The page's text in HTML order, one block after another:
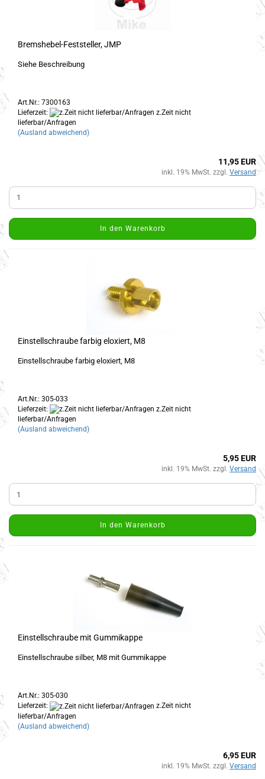
Bremshebel-Feststeller, JMP
Siehe Beschreibung
Art.Nr.: 7300163
Lieferzeit:
z.Zeit nicht
lieferbar/Anfragen
(Ausland abweichend)
11,95 EUR
inkl. 19% MwSt. zzgl. Versand
In den Warenkorb
Einstellschraube farbig eloxiert, M8
Einstellschraube farbig eloxiert, M8
Art.Nr.: 305-033
Lieferzeit:
z.Zeit nicht
lieferbar/Anfragen
(Ausland abweichend)
5,95 EUR
inkl. 19% MwSt. zzgl. Versand
In den Warenkorb
Einstellschraube mit Gummikappe
Einstellschraube silber, M8 mit Gummikappe
Art.Nr.: 305-030
Lieferzeit:
z.Zeit nicht
lieferbar/Anfragen
(Ausland abweichend)
6,95 EUR
inkl. 19% MwSt. zzgl. Versand